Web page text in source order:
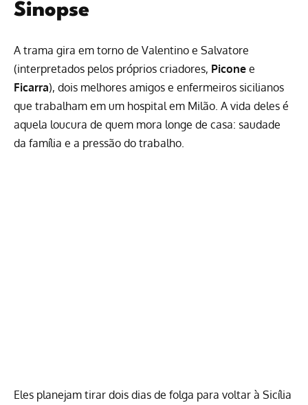
Sinopse
A trama gira em torno de Valentino e Salvatore
(interpretados pelos próprios criadores, Picone e
Ficarra), dois melhores amigos e enfermeiros sicilianos
que trabalham em um hospital em Milão. A vida deles é
aquela loucura de quem mora longe de casa: saudade
da família e a pressão do trabalho.
Eles planejam tirar dois dias de folga para voltar à Sicília